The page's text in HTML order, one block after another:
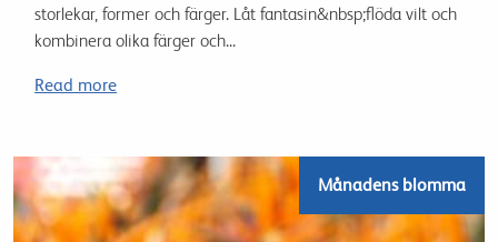
storlekar, former och färger. Låt fantasin&nbsp;flöda vilt och
kombinera olika färger och...
Read more
Månadens blomma